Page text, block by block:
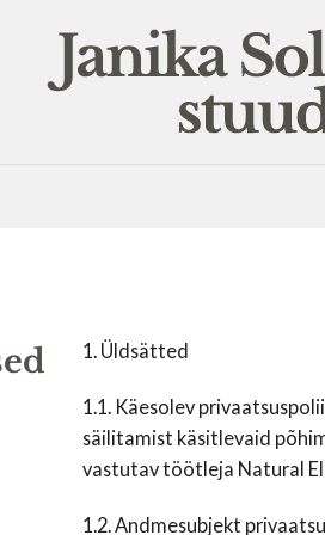
1. Üldsätted
1.1. Käesolev
säilitamist käsitlevaid
vastutav töötleja Natural
1.2. Andmesubjekt